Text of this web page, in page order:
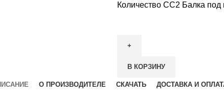
Количество СС2 Балка под
В КОРЗИНУ
О ПРОИЗВОДИТЕЛЕ СКАЧАТЬ ДОСТАВКА И